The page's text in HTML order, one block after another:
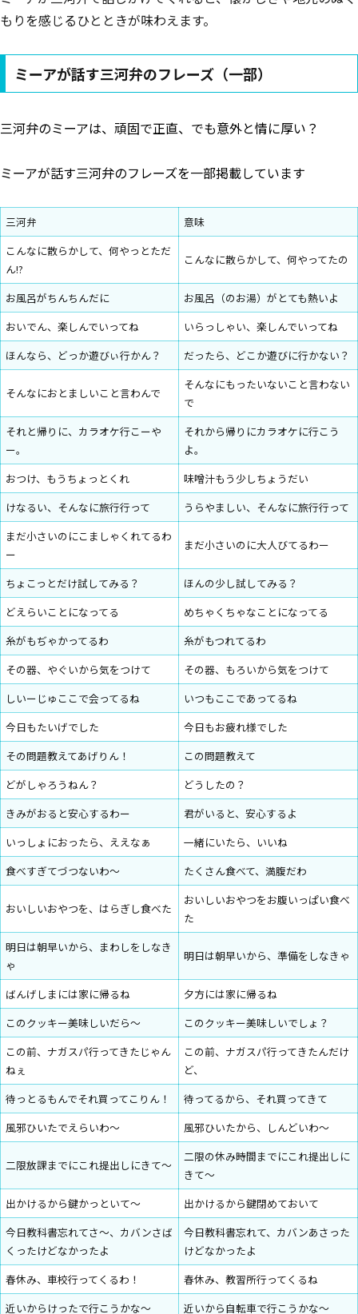
もりを感じるひとときが味わえます。
ミーアが話す三河弁のフレーズ（一部）
三河弁のミーアは、頑固で正直、でも意外と情に厚い？
ミーアが話す三河弁のフレーズを一部掲載しています
三河弁
意味
こんなに散らかして、何やっとただ
ん!?
こんなに散らかして、何やってたの
お風呂がちんちんだに
お風呂（のお湯）がとても熱いよ
おいでん、楽しんでいってね
いらっしゃい、楽しんでいってね
ほんなら、どっか遊びぃ行かん？
だったら、どこか遊びに行かない？
そんなにおとましいこと言わんで
そんなにもったいないこと言わない
で
それと帰りに、カラオケ行こーや
ー。
それから帰りにカラオケに行こう
よ。
おつけ、もうちょっとくれ
味噌汁もう少しちょうだい
けなるい、そんなに旅行行って
うらやましい、そんなに旅行行って
まだ小さいのにこましゃくれてるわ
ー
まだ小さいのに大人びてるわー
ちょこっとだけ試してみる？
ほんの少し試してみる？
どえらいことになってる
めちゃくちゃなことになってる
糸がもぢゃかってるわ
糸がもつれてるわ
その器、やぐいから気をつけて
その器、もろいから気をつけて
しいーじゅここで会ってるね
いつもここであってるね
今日もたいげでした
今日もお疲れ様でした
その問題教えてあげりん！
この問題教えて
どがしゃろうねん？
どうしたの？
きみがおると安心するわー
君がいると、安心するよ
いっしょにおったら、ええなぁ
一緒にいたら、いいね
食べすぎてづつないわ～
たくさん食べて、満腹だわ
おいしいおやつを、はらぎし食べた
おいしいおやつをお腹いっぱい食べ
た
明日は朝早いから、まわしをしなき
ゃ
明日は朝早いから、準備をしなきゃ
ばんげしまには家に帰るね
夕方には家に帰るね
このクッキー美味しいだら〜
このクッキー美味しいでしょ？
この前、ナガスパ行ってきたじゃん
ねぇ
この前、ナガスパ行ってきたんだけ
ど、
待っとるもんでそれ買ってこりん！
待ってるから、それ買ってきて
風邪ひいたでえらいわ〜
風邪ひいたから、しんどいわ〜
二限放課までにこれ提出しにきて〜
二限の休み時間までにこれ提出しに
きて〜
出かけるから鍵かっといて〜
出かけるから鍵閉めておいて
今日教科書忘れてさ〜、カバンさば
くったけどなかったよ
今日教科書忘れて、カバンあさった
けどなかったよ
春休み、車校行ってくるわ！
春休み、教習所行ってくるね
近いからけったで行こうかな〜
近いから自転車で行こうかな〜